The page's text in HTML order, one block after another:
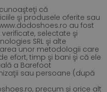
că
şi produsele oferite sau
au fost
selectate şi
SRL şi alte
unor metodologii care
efort, timp şi bani şi că ele
a Barefoot
sau persoane (după
precum şi orice alt